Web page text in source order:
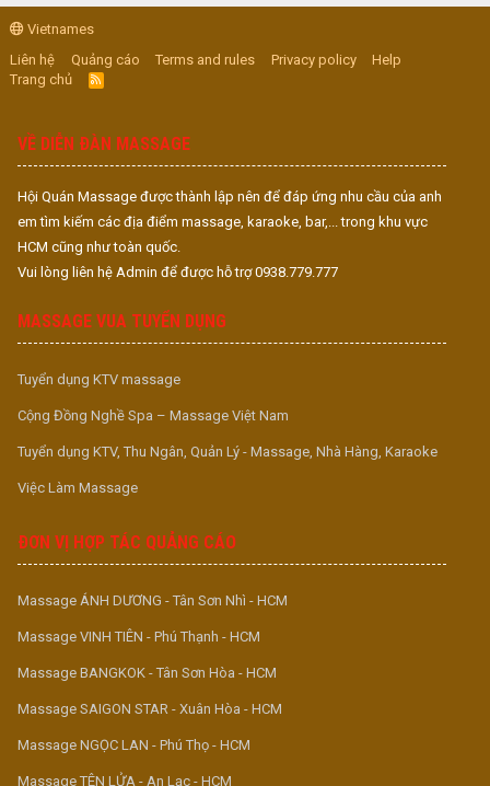
Vietnames
Liên hệ
Quảng cáo Terms and rules Privacy policy
Help
Trang chủ
R
S
VỀ DIỄN ĐÀN MASSAGE
Hội Quán Massage được thành lập nên để đáp ứng nhu cầu của anh
em tìm kiếm các địa điểm massage, karaoke, bar,... trong khu vực
HCM cũng như toàn quốc.
Vui lòng liên hệ Admin để được hỗ trợ 0938.779.777
MASSAGE VUA TUYỂN DỤNG
Tuyển dụng KTV massage
Cộng Đồng Nghề Spa – Massage Việt Nam
Tuyển dụng KTV, Thu Ngân, Quản Lý - Massage, Nhà Hàng, Karaoke
Việc Làm Massage
ĐƠN VỊ HỢP TÁC QUẢNG CÁO
Massage ÁNH DƯƠNG - Tân Sơn Nhì - HCM
Massage VINH TIÊN - Phú Thạnh - HCM
Massage BANGKOK - Tân Sơn Hòa - HCM
Massage SAIGON STAR - Xuân Hòa - HCM
Massage NGỌC LAN - Phú Thọ - HCM
Massage TÊN LỬA - An Lạc - HCM